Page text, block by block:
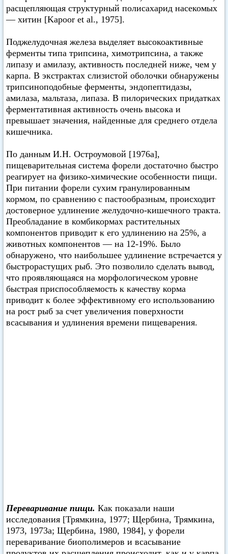
расщепляющая структурный полисахарид насекомых
— хитин [Kapoor et al., 1975].
Поджелудочная железа выделяет высокоактивные
ферменты типа трипсина, химотрипсина, а также
липазу и амилазу, активность последней ниже, чем у
карпа. В экстрактах слизистой оболочки обнаружены
трипсиноподобные ферменты, эндопептидазы,
амилаза, мальтаза, липаза. В пилорических придатках
ферментативная активность очень высока и
превышает значения, найденные для среднего отдела
кишечника.
По данным И.Н. Остроумовой [1976а],
пищеварительная система форели достаточно быстро
реагирует на физико-химические особенности пищи.
При питании форели сухим гранулированным
кормом, по сравнению с пастообразным, происходит
достоверное удлинение желудочно-кишечного тракта.
Преобладание в комбикормах растительных
компонентов приводит к его удлинению на 25%, а
животных компонентов — на 12-19%. Было
обнаружено, что наибольшее удлинение встречается у
быстрорастущих рыб. Это позволило сделать вывод,
что проявляющаяся на морфологическом уровне
быстрая приспособляемость к качеству корма
приводит к более эффективному его использованию
на рост рыб за счет увеличения поверхности
всасывания и удлинения времени пищеварения.
Переваривание пищи. Как показали наши
исследования [Трямкина, 1977; Щербина, Трямкина,
1973, 1973а; Щербина, 1980, 1984], у форели
переваривание биополимеров и всасывание